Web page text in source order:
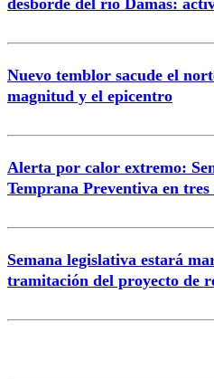
desborde del río Damas:
Nuevo temblor sacude el
magnitud y el epicentro
Alerta por calor extremo:
Temprana Preventiva en tres
Semana legislativa estará
tramitación del proyecto de